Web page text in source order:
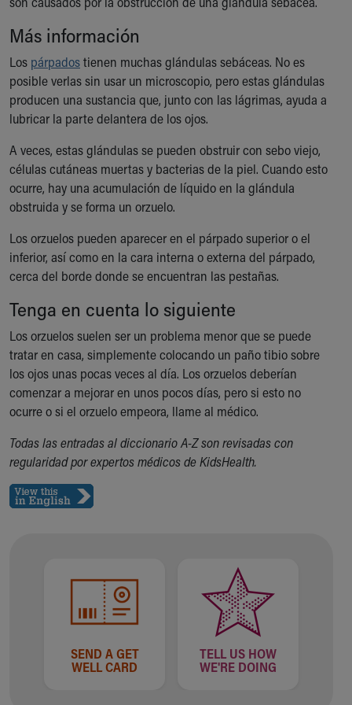
Ronald McDonald House Care Mobile
Health Centers
Symptom Checker
Financial Services
Price Estimates
Family Supports
Sports Health Services Provider for Akron Zips
New Parents
Find a Pediatrics Location
Find a Pediatrician
MyChart
Make an Appointment
Breastfeeding Medicine
Child Passenger Safety
Safe Sleep for Babies
About Akron Children's Pediatrics
Who We Are
Building a Brighter Future
Our Mission, Vision, Promise
Calendar of Events
Community Mission
Our Culture of Caring
Newsroom
Our Leadership
Quality and Patient Safety
More childhood, please.™
Cincinnati Children's
Directions
Doggie Brigade
Más información
Los párpadostienen muchas glándulas sebáceas. No es
posible verlas sin usar un microscopio, pero estas glándulas
producen una sustancia que, junto con las lágrimas, ayuda a
lubricar la parte delantera de los ojos.
A veces, estas glándulas se pueden obstruir con sebo viejo,
células cutáneas muertas y bacterias de la piel. Cuando esto
ocurre, hay una acumulación de líquido en la glándula
obstruida y se forma un orzuelo.
Los orzuelos pueden aparecer en el párpado superior o el
inferior, así como en la cara interna o externa del párpado,
cerca del borde donde se encuentran las pestañas.
Tenga en cuenta lo siguiente
Los orzuelos suelen ser un problema menor que se puede
tratar en casa, simplemente colocando un paño tibio sobre
los ojos unas pocas veces al día. Los orzuelos deberían
comenzar a mejorar en unos pocos días, pero si esto no
ocurre o si el orzuelo empeora, llame al médico.
Todas las entradas al diccionario A-Z son revisadas con
regularidad por expertos médicos de KidsHealth.
SEND A GET
WELL CARD
TELL US HOW
WE'RE DOING